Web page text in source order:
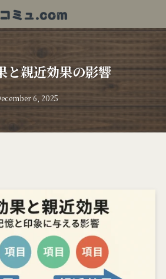
と親近効果の影響
6, 2025